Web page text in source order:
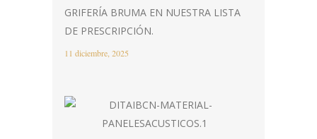
GRIFERÍA BRUMA EN NUESTRA LISTA
DE PRESCRIPCIÓN.
11 diciembre, 2025